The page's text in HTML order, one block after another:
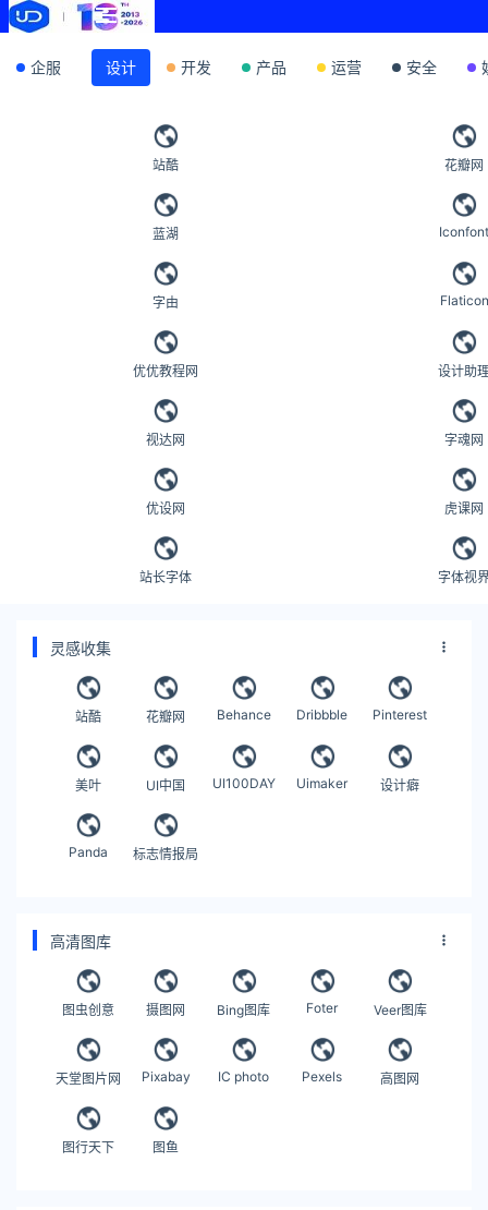
企服 设计 开发 产品 运营 安全
站酷 花瓣网
蓝湖 Iconfont
字由 Flaticon
优优教程网 设计助
视达网 字魂网
优设网 虎课网
站长字体 字体视
灵感收集
站酷 花瓣网 Behance Dribbble Pinterest
美叶 UI中国 UI100DAY Uimaker 设计癖
Panda 标志情报局
高清图库
图虫创意 摄图网 Bing图库 Foter Veer图库
天堂图片网 Pixabay IC photo Pexels 高图网
图行天下 图鱼